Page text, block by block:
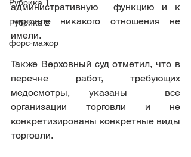
Рубрика 1
Рубрика 2
форс-мажор
административную  функцию и к
торговле никакого отношения не
имели.
Также Верховный суд отметил, что в
перечне работ, требующих
медосмотры, указаны  все
организации торговли и не
конкретизированы конкретные виды
торговли.